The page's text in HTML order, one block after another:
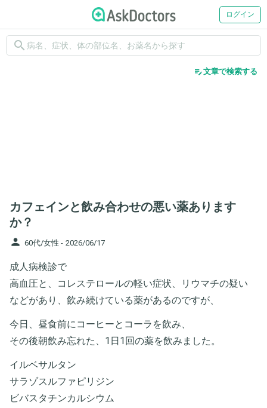
ログイン
search
edit_note文章で検索する
カフェインと飲み合わせの悪い薬あります
か？
person 60代/女性 - 2026/06/17
成人病検診で
高血圧と、コレステロールの軽い症状、リウマチの疑い
などがあり、飲み続けている薬があるのですが、
今日、昼食前にコーヒーとコーラを飲み、
その後朝飲み忘れた、1日1回の薬を飲みました。
イルベサルタン
サラゾスルファピリジン
ビバスタチンカルシウム